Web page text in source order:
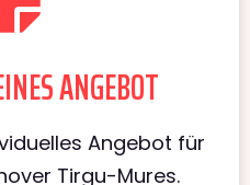
ANGEBOT
Angebot für
Tirgu-Mures.